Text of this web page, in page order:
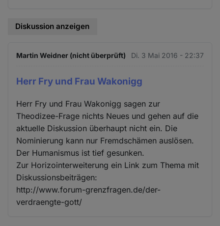
Diskussion anzeigen
Martin Weidner (nicht überprüft) Di. 3 Mai 2016 - 22:37
Herr Fry und Frau Wakonigg
Herr Fry und Frau Wakonigg sagen zur
Theodizee-Frage nichts Neues und gehen auf die
aktuelle Diskussion überhaupt nicht ein. Die
Nominierung kann nur Fremdschämen auslösen.
Der Humanismus ist tief gesunken.
Zur Horizointerweiterung ein Link zum Thema mit
Diskussionsbeiträgen:
http://www.forum-grenzfragen.de/der-
verdraengte-gott/